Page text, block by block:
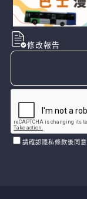
修改報告
請確認隱私條款後同意